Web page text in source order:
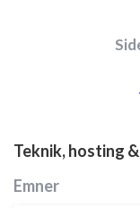
Teknik, hosting
Emner